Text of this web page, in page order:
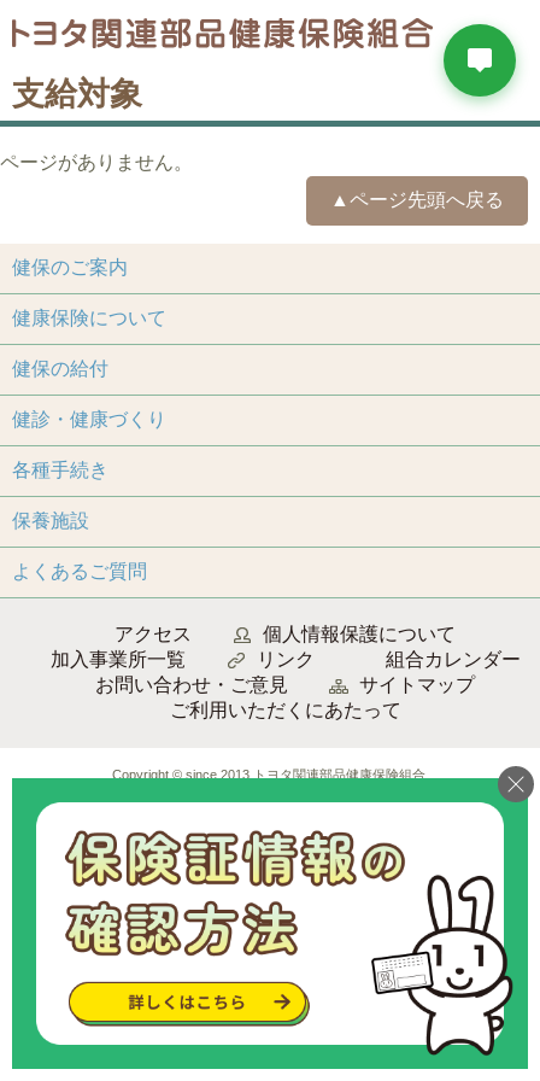
支給対象
ページがありません。
▲ページ先頭へ戻る
健保のご案内
健康保険について
健保の給付
健診・健康づくり
各種手続き
保養施設
よくあるご質問
アクセス
個人情報保護について
加入事業所一覧
リンク
組合カレンダー
お問い合わせ・ご意見
サイトマップ
ご利用いただくにあたって
Copyright © since 2013 トヨタ関連部品健康保険組合.